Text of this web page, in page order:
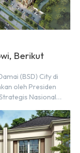
Berikut
(BSD) City di
oleh Presiden
Nasional
Hartarto, setelah
Istana Kepresidenan